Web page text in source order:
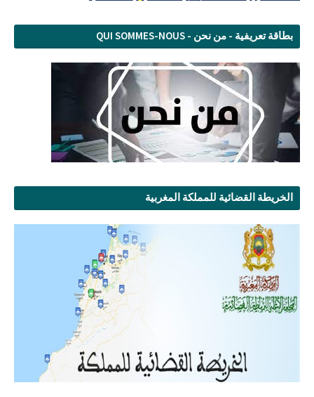
بطاقة تعريفية - من نحن - QUI SOMMES-NOUS
الخريطة القضائية للمملكة المغربية